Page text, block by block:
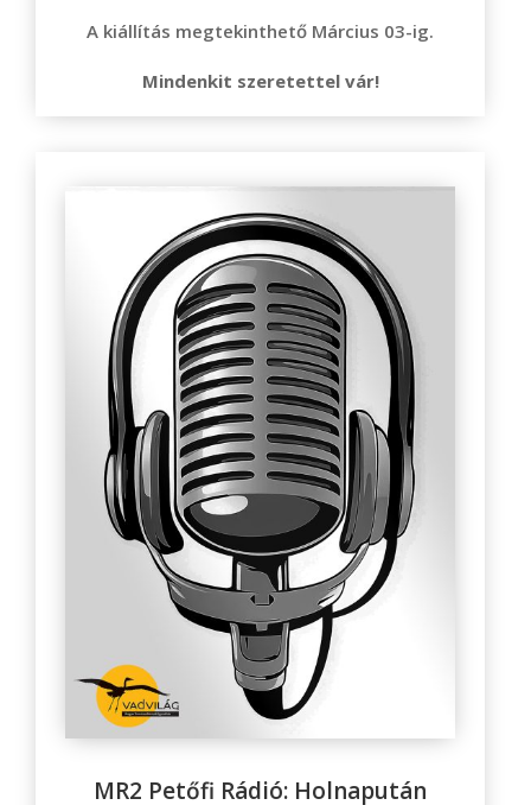
A kiállítás megtekinthető Március 03-ig.
Mindenkit szeretettel vár!
MR2 Petőfi Rádió: Holnapután